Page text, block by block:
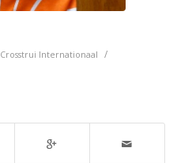
Crosstrui Internationaal /